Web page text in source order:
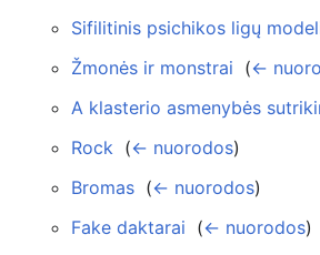
Sifilitinis psichikos ligų
Žmonės ir monstrai (←
A klasterio asmenybės
Rock (← nuorodos)
Bromas (← nuorodos)
Fake daktarai (← nuorodos)